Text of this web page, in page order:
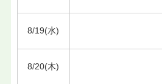
8/19(水)
8/20(木)